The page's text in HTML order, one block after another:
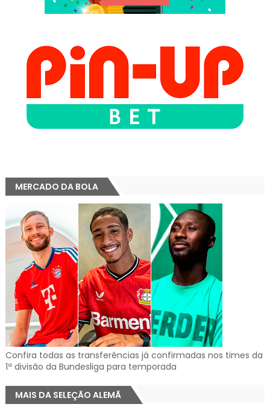
MERCADO DA BOLA
Confira todas as transferências já confirmadas nos times da
1ª divisão da Bundesliga para temporada
MAIS DA SELEÇÃO ALEMÃ